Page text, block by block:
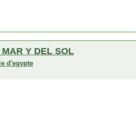
Y DEL SOL
d'egypte